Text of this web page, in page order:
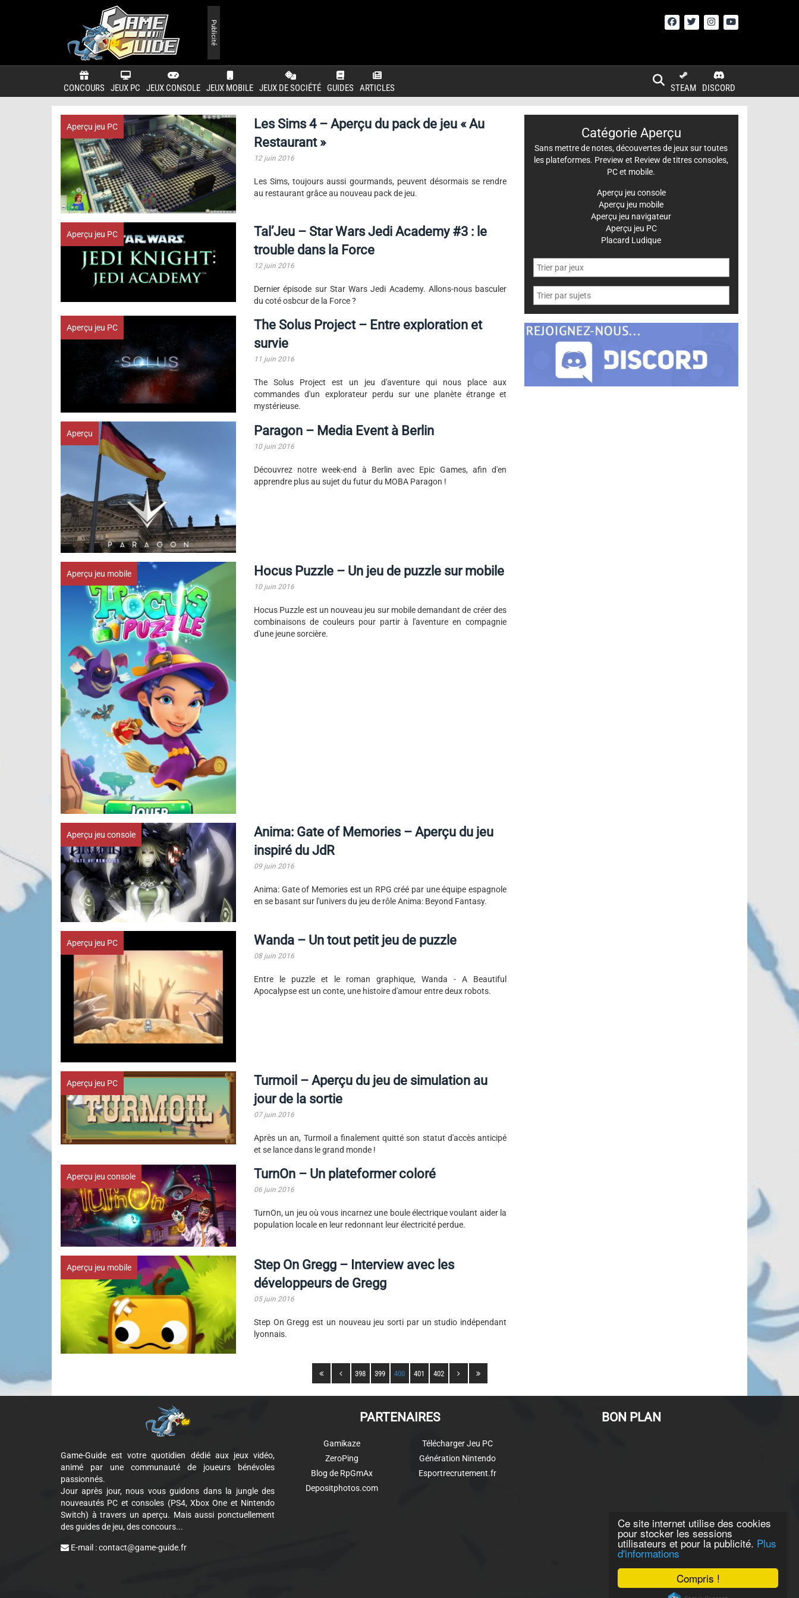
Compris !
Ce site internet utilise des cookies
pour stocker les sessions
utilisateurs et pour la publicité. Plus
d'informations
CONCOURS JEUX PC JEUX CONSOLE JEUX MOBILE JEUX DE SOCIÉTÉ GUIDES ARTICLES DISCORD
STEAM
Publicité
Aperçu jeu PC
Les Sims 4 – Aperçu du pack de jeu « Au
Restaurant »
12 juin 2016
Les Sims, toujours aussi gourmands, peuvent désormais se rendre
au restaurant grâce au nouveau pack de jeu.
Aperçu jeu PC
Tal’Jeu – Star Wars Jedi Academy #3 : le
trouble dans la Force
12 juin 2016
Dernier épisode sur Star Wars Jedi Academy. Allons-nous basculer
du coté osbcur de la Force ?
Aperçu jeu PC
The Solus Project – Entre exploration et
survie
11 juin 2016
The Solus Project est un jeu d'aventure qui nous place aux
commandes d'un explorateur perdu sur une planète étrange et
mystérieuse.
Aperçu Paragon – Media Event à Berlin
10 juin 2016
Découvrez notre week-end à Berlin avec Epic Games, afin d'en
apprendre plus au sujet du futur du MOBA Paragon !
Aperçu jeu mobile Hocus Puzzle – Un jeu de puzzle sur mobile
10 juin 2016
Hocus Puzzle est un nouveau jeu sur mobile demandant de créer des
combinaisons de couleurs pour partir à l'aventure en compagnie
d'une jeune sorcière.
Aperçu jeu console
Anima: Gate of Memories – Aperçu du jeu
inspiré du JdR
09 juin 2016
Anima: Gate of Memories est un RPG créé par une équipe espagnole
en se basant sur l'univers du jeu de rôle Anima: Beyond Fantasy.
Aperçu jeu PC Wanda – Un tout petit jeu de puzzle
08 juin 2016
Entre le puzzle et le roman graphique, Wanda - A Beautiful
Apocalypse est un conte, une histoire d'amour entre deux robots.
Aperçu jeu PC
Turmoil – Aperçu du jeu de simulation au
jour de la sortie
07 juin 2016
Après un an, Turmoil a finalement quitté son statut d'accès anticipé
et se lance dans le grand monde !
Aperçu jeu console TurnOn – Un plateformer coloré
06 juin 2016
TurnOn, un jeu où vous incarnez une boule électrique voulant aider la
population locale en leur redonnant leur électricité perdue.
Aperçu jeu mobile
Step On Gregg – Interview avec les
développeurs de Gregg
05 juin 2016
Step On Gregg est un nouveau jeu sorti par un studio indépendant
lyonnais.
Catégorie Aperçu
Sans mettre de notes, découvertes de jeux sur toutes
les plateformes. Preview et Review de titres consoles,
PC et mobile.
Aperçu jeu console
Aperçu jeu mobile
Aperçu jeu navigateur
Aperçu jeu PC
Placard Ludique
398 399 400 401 402
Game-Guide est votre quotidien dédié aux jeux vidéo,
animé par une communauté de joueurs bénévoles
passionnés.
Jour après jour, nous vous guidons dans la jungle des
nouveautés PC et consoles (PS4, Xbox One et Nintendo
Switch) à travers un aperçu. Mais aussi ponctuellement
des guides de jeu, des concours...
E-mail :contact@game-guide.fr
PARTENAIRES
Gamikaze
ZeroPing
Blog de RpGmAx
Depositphotos.com
Télécharger Jeu PC
Génération Nintendo
Esportrecrutement.fr
BON PLAN